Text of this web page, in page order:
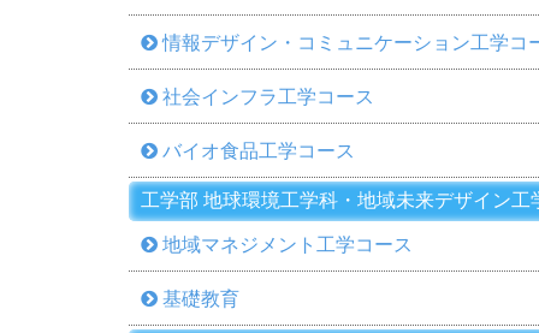
情報デザイン・コミュニケーション工学コ
社会インフラ工学コース
バイオ食品工学コース
工学部 地球環境工学科・地域未来デザイン工
地域マネジメント工学コース
基礎教育